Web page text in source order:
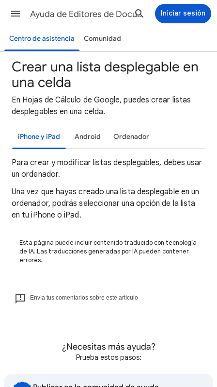
Ayuda de Editores de Documentos de Google Iniciar sesión
Centro de asistencia Comunidad
Crear una lista desplegable en
una celda
En Hojas de Cálculo de Google, puedes crear listas
desplegables en una celda.
iPhone y iPad Android Ordenador
Para crear y modificar listas desplegables, debes usar
un ordenador.
Una vez que hayas creado una lista desplegable en un
ordenador, podrás seleccionar una opción de la lista
en tu iPhone o iPad.
Esta página puede incluir contenido traducido con tecnología
de IA. Las traducciones generadas por IA pueden contener
errores.
Envía tus comentarios sobre este artículo
¿Necesitas más ayuda?
Prueba estos pasos: